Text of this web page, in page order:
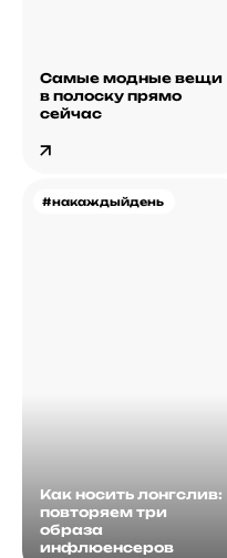
Самые модные вещи
в полоску прямо
сейчас
#накаждыйдень
Как носить лонгслив:
повторяем три
образа
инфлюенсеров